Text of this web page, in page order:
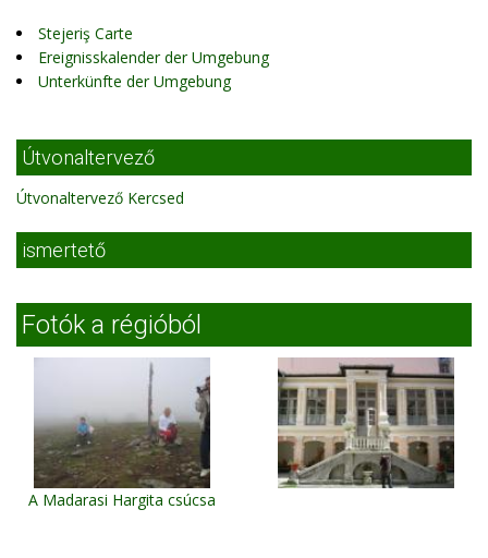
Stejeriş Carte
Ereignisskalender der Umgebung
Unterkünfte der Umgebung
Útvonaltervező
Útvonaltervező Kercsed
ismertető
Fotók a régióból
A Madarasi Hargita csúcsa